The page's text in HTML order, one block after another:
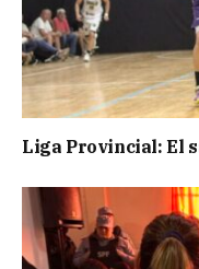
Liga Provincial: El